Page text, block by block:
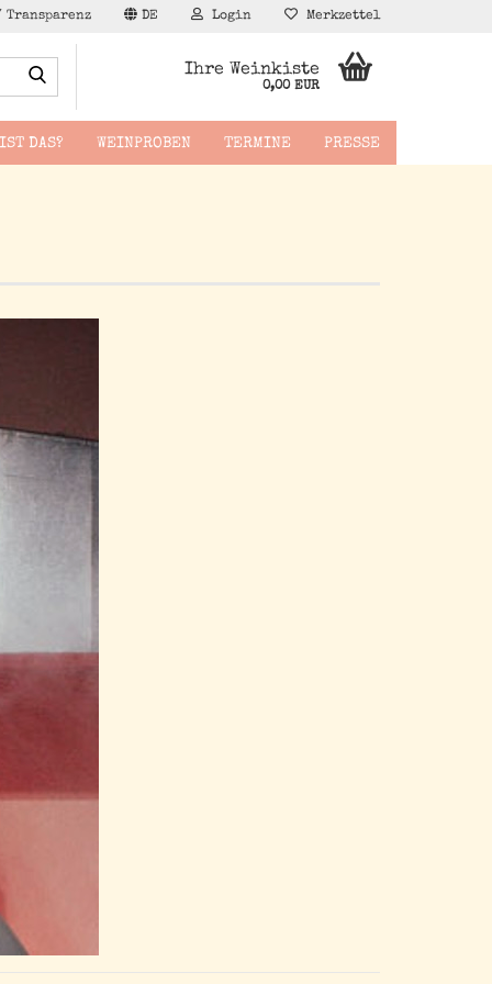
DE Login Merkzettel
Ihre Weinkiste
0,00 EUR
DAS? WEINPROBEN TERMINE PRESSE